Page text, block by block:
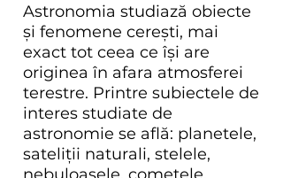
Astronomia studiază obiecte
și fenomene cerești, mai
exact tot ceea ce își are
originea în afara atmosferei
terestre. Printre subiectele de
interes studiate de
astronomie se află: planetele,
sateliții naturali, stelele,